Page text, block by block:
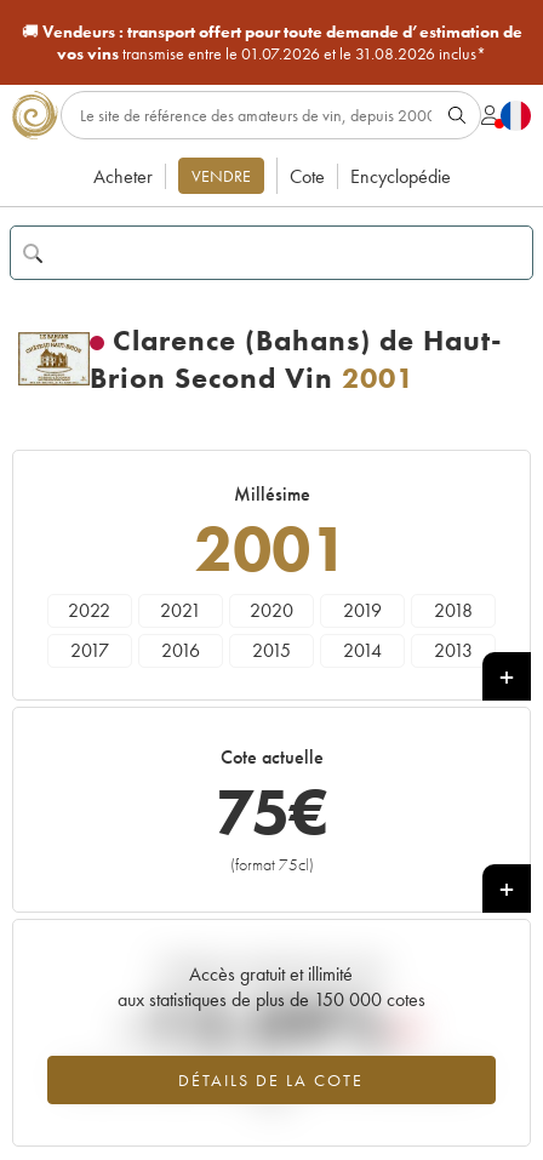
🚚Vendeurs : transport offert pour toute demande d’estimation de
vos vinstransmise entre le 01.07.2026 et le 31.08.2026 inclus*
Acheter VENDRE Cote Encyclopédie
Clarence (Bahans) de Haut-
Brion Second Vin 2001
Millésime
2001
2022 2021 2020 2019
2018
2017
2016 2015 2014
2013
2000
1995
Cote actuelle
75€
(format 75cl)
+
Accès gratuit et illimité
aux statistiques de plus de 150 000 cotes
DÉTAILS DE LA COTE
Tendance actuelle de la cote
-12.09%
Tendance à la baisse du millésime 2001 en 2026 par rapport à